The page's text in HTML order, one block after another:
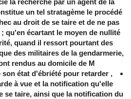
la recherche par un agent de la
un tel stratagème le procédé
au droit de se taire et de ne pas
qu'en écartant le moyen de nullité
quand il ressort pourtant des
des militaires de la gendarmerie,
rendus au domicile de M.
son état d'ébriété pour retarder
à vue et la notification qu'elle
se taire, ainsi que la notification du